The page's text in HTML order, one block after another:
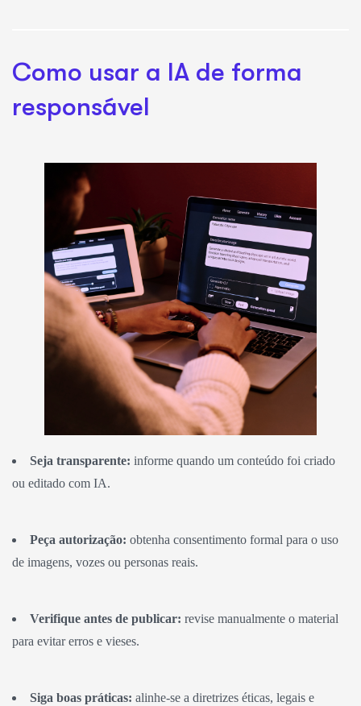
Como usar a IA de forma
responsável
Seja transparente: informe quando um conteúdo foi criado
ou editado com IA.
Peça autorização: obtenha consentimento formal para o uso
de imagens, vozes ou personas reais.
Verifique antes de publicar: revise manualmente o material
para evitar erros e vieses.
Siga boas práticas: alinhe-se a diretrizes éticas, legais e